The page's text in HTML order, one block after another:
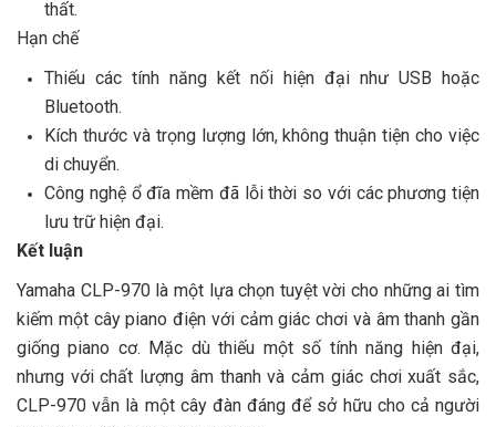
thất.
Hạn chế
Thiếu các tính năng kết nối hiện đại như USB hoặc
Bluetooth.
Kích thước và trọng lượng lớn, không thuận tiện cho việc
di chuyển.
Công nghệ ổ đĩa mềm đã lỗi thời so với các phương tiện
lưu trữ hiện đại.
Kết luận
Yamaha CLP-970 là một lựa chọn tuyệt vời cho những ai tìm
kiếm một cây piano điện với cảm giác chơi và âm thanh gần
giống piano cơ. Mặc dù thiếu một số tính năng hiện đại,
nhưng với chất lượng âm thanh và cảm giác chơi xuất sắc,
CLP-970 vẫn là một cây đàn đáng để sở hữu cho cả người